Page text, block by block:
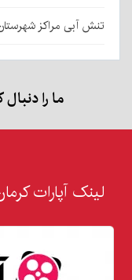
تنش آبی مراکز
ما را
لینک آپارات